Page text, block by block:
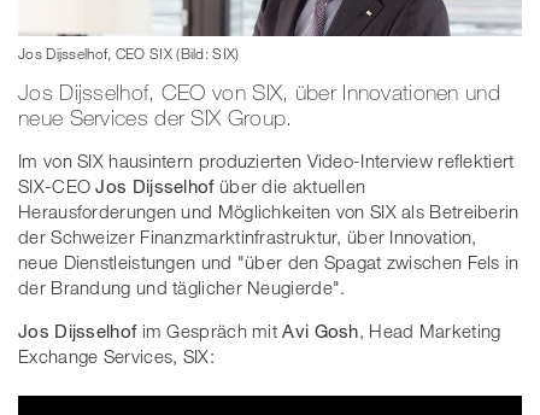
Jos Dijsselhof, CEO SIX (Bild: SIX)
Jos Dijsselhof, CEO von SIX, über Innovationen und
neue Services der SIX Group.
Im von SIX hausintern produzierten Video-Interview reflektiert
SIX-CEOJos Dijsselhofüber die aktuellen
Herausforderungen und Möglichkeiten von SIX als Betreiberin
der Schweizer Finanzmarktinfrastruktur, über Innovation,
neue Dienstleistungen und "über den Spagat zwischen Fels in
der Brandung und täglicher Neugierde".
Jos Dijsselhof im Gespräch mitAvi Gosh, Head Marketing
Exchange Services, SIX: